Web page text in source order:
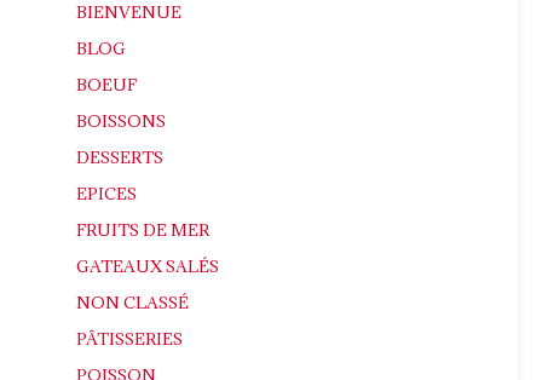
BIENVENUE
BLOG
BOEUF
BOISSONS
DESSERTS
EPICES
FRUITS DE MER
GATEAUX SALÉS
NON CLASSÉ
PÂTISSERIES
POISSON